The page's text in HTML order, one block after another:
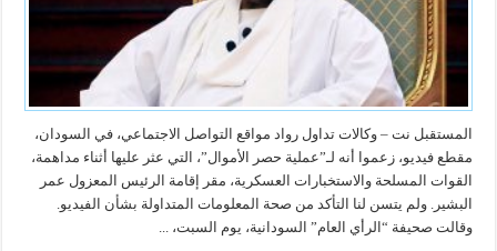
المستقبل نت – وكالات تداول رواد مواقع التواصل الاجتماعي، في السودان،
مقطع فيديو، زعموا أنه لـ”عملية حصر الأموال”، التي عثر عليها أثناء مداهمة،
القوات المسلحة والاستخبارات العسكرية، مقر إقامة الرئيس المعزول عمر
البشير. ولم يتسن لنا التأكد من صحة المعلومات المتداولة بشأن الفيديو.
وقالت صحيفة “الرأي العام” السودانية، يوم السبت، ...